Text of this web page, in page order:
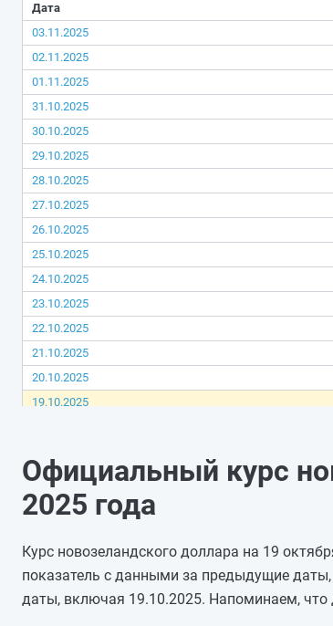
Дата
03.11.2025
02.11.2025
01.11.2025
31.10.2025
30.10.2025
29.10.2025
28.10.2025
27.10.2025
26.10.2025
25.10.2025
24.10.2025
23.10.2025
22.10.2025
21.10.2025
20.10.2025
19.10.2025
16.10.2025
15.10.2025
13.10.2025
12.10.2025
11.10.2025
Официальный курс
2025 года
Курс новозеландского доллара на 19
показатель с данными за предыдущие
даты, включая 19.10.2025. Напоминаем, что